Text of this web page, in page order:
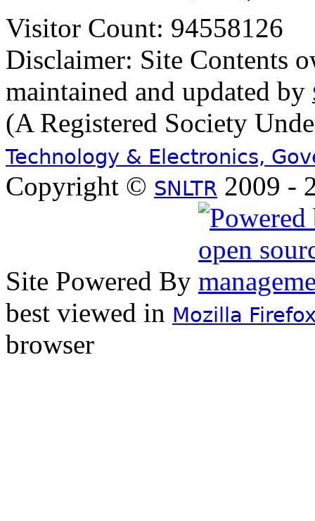
Visitor Count: 94558126
Disclaimer: Site Contents
maintained and updated by
(A Registered Society
Technology & Electronics,
Copyright © SNLTR 2009 -
Site Powered By
best viewed in Mozilla
browser